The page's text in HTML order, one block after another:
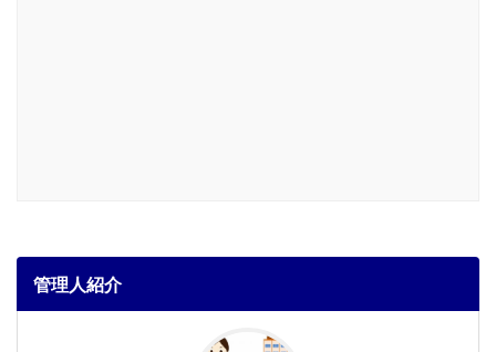
管理人紹介